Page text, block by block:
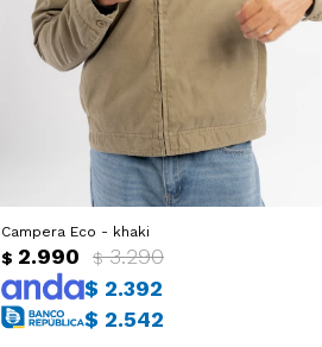
Campera Eco - khaki
$ 2.990 $ 3.290
$ 2.392
$ 2.542